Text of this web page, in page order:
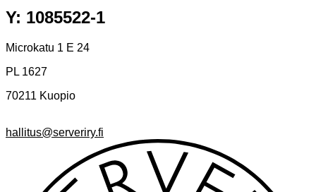
Y: 1085522-1
Microkatu 1 E 24
PL 1627
70211 Kuopio
hallitus@serveriry.fi